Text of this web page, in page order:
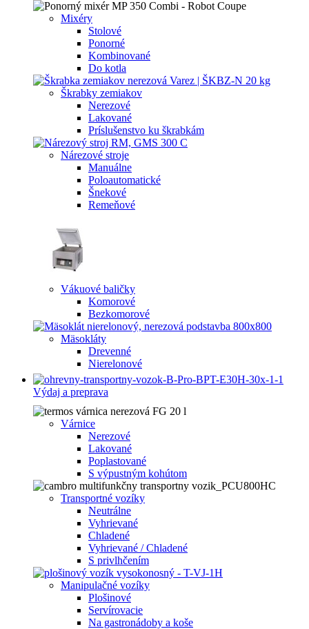
Mixéry
Stolové
Ponorné
Kombinované
Do kotla
Škrabky zemiakov
Nerezové
Lakované
Príslušenstvo ku škrabkám
Nárezové stroje
Manuálne
Poloautomatické
Šnekové
Remeňové
Vákuové baličky
Komorové
Bezkomorové
Mäsokláty
Drevenné
Nierelonové
Výdaj a preprava
Várnice
Nerezové
Lakované
Poplastované
S výpustným kohútom
Transportné vozíky
Neutrálne
Vyhrievané
Chladené
Vyhrievané / Chladené
S privlhčením
Manipulačné vozíky
Plošinové
Servírovacie
Na gastronádoby a koše